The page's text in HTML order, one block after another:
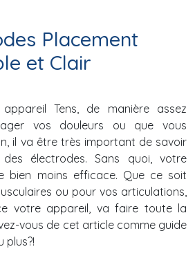
Placement
et Clair
Tens, de manière assez
vos douleurs ou que vous
il va être très important de savoir
électrodes. Sans quoi, votre
bien moins efficace. Que ce soit
ou pour vos articulations,
votre appareil, va faire toute la
vous de cet article comme guide
plus?!